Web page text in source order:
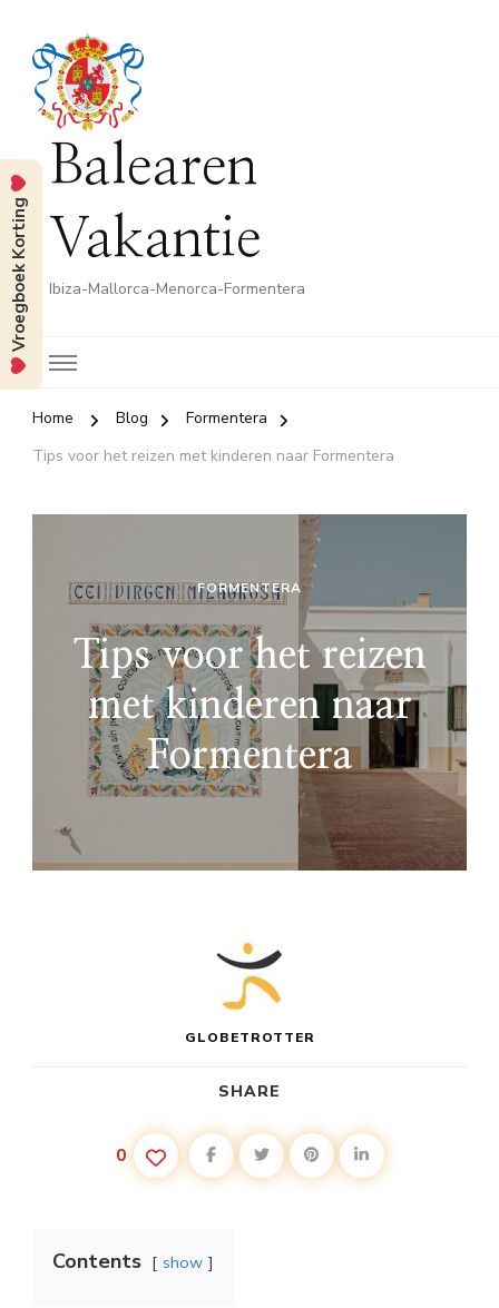
Balearen
Vakantie
Ibiza-Mallorca-Menorca-Formentera
Home Blog
Formentera
Tips voor het reizen met kinderen naar Formentera
FORMENTERA
Tips voor het reizen
met kinderen naar
Formentera
GLOBETROTTER
SHARE
0
Contents show
Vroegboek Korting